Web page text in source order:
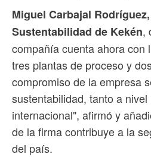
Miguel Carbajal
Sustentabilidad de Kekén,
compañía cuenta ahora con
tres plantas de proceso y
compromiso de la empresa
sustentabilidad, tanto a
internacional", afirmó y
de la firma contribuye a la
del país.